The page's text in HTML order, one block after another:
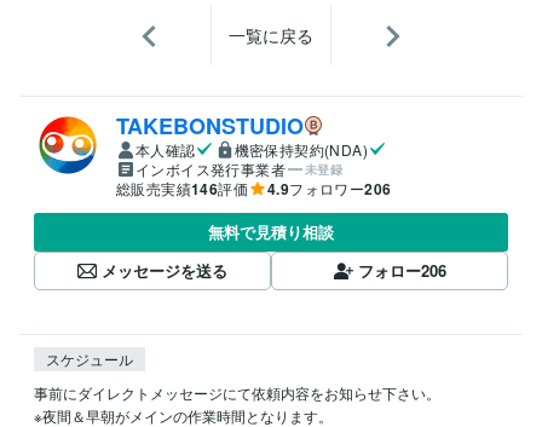
一覧に戻る
TAKEBONSTUDIO
本人確認
機密保持契約(NDA)
インボイス発行事業者
未登録
総販売実績146評価 4.9フォロワー206
無料で見積り相談
メッセージを送る
フォロー206
スケジュール
事前にダイレクトメッセージにて依頼内容をお知らせ下さい。
※夜間＆早朝がメインの作業時間となります。